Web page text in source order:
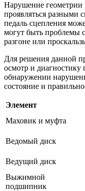
Нарушение геометрии
проявляться разными
педаль сцепления
могут быть проблемы
разгоне или
Для решения данной
осмотр и
обнаружении
состояние и
Элемент
Маховик и муфта
Ведомый диск
Ведущий диск
Выжимной
подшипник